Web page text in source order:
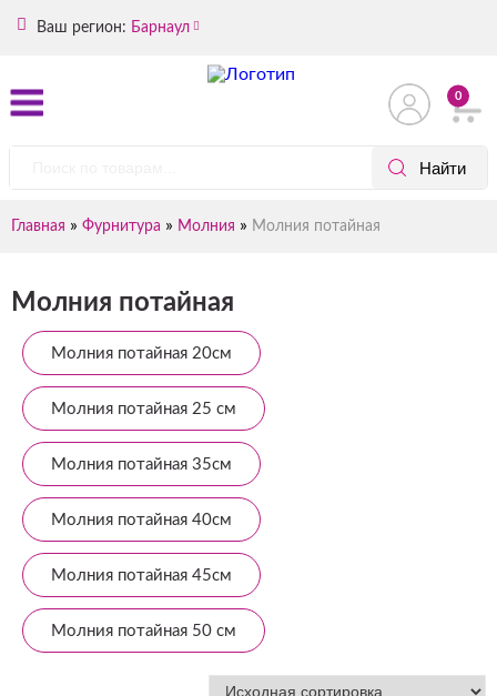
Ваш регион: Барнаул
0
Главная » Фурнитура » Молния » Молния потайная
Молния потайная
Молния потайная 20см
Молния потайная 25 см
Молния потайная 35см
Молния потайная 40см
Молния потайная 45см
Молния потайная 50 см